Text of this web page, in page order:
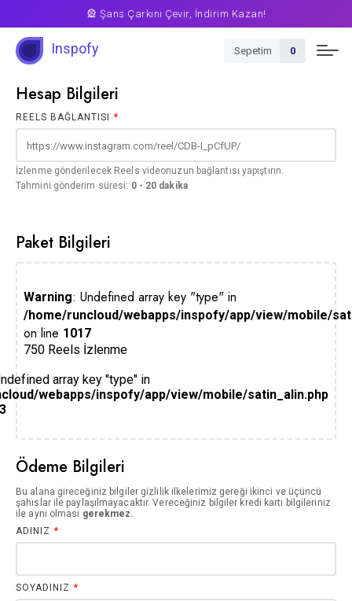
🎡 Şans Çarkını Çevir, İndirim Kazan!
Inspofy Sepetim 0
Hesap Bilgileri
REELS BAĞLANTISI *
İzlenme gönderilecek Reels videonuzun bağlantısı yapıştırın.
Tahmini gönderim süresi: 0 - 20 dakika
Paket Bilgileri
Warning: Undefined array key "type" in
/home/runcloud/webapps/inspofy/app/view/mobile/
on line 1017
750 Reels İzlenme
array key "type" in
webapps/inspofy/app/view/mobile/satin_alin.php
Ödeme Bilgileri
Bu alana gireceğiniz bilgiler gizlilik ilkelerimiz gereği ikinci ve üçüncü
şahıslar ile paylaşılmayacaktır. Vereceğiniz bilgiler kredi kartı bilgileriniz
ile aynı olması gerekmez.
ADINIZ *
SOYADINIZ *